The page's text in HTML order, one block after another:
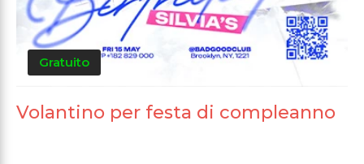
Gratuito
Volantino per festa di compleanno